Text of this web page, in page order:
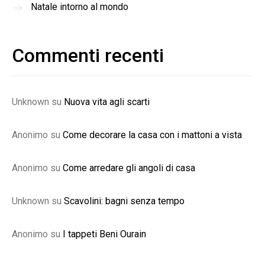
Natale intorno al mondo
Commenti recenti
Unknown su Nuova vita agli scarti
Anonimo su Come decorare la casa con i mattoni a vista
Anonimo su Come arredare gli angoli di casa
Unknown su Scavolini: bagni senza tempo
Anonimo su I tappeti Beni Ourain